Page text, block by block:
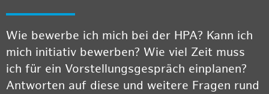
Wie bewerbe ich mich bei der HPA? Kann ich
mich initiativ bewerben? Wie viel Zeit muss
ich für ein Vorstellungsgespräch einplanen?
Antworten auf diese und weitere Fragen rund